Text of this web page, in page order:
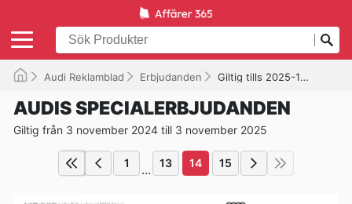
Audi Reklamblad Erbjudanden Giltig tills 2025-11-03
AUDIS SPECIALERBJUDANDEN
Giltig från 3 november 2024 till 3 november 2025
1 ... 13 14 15